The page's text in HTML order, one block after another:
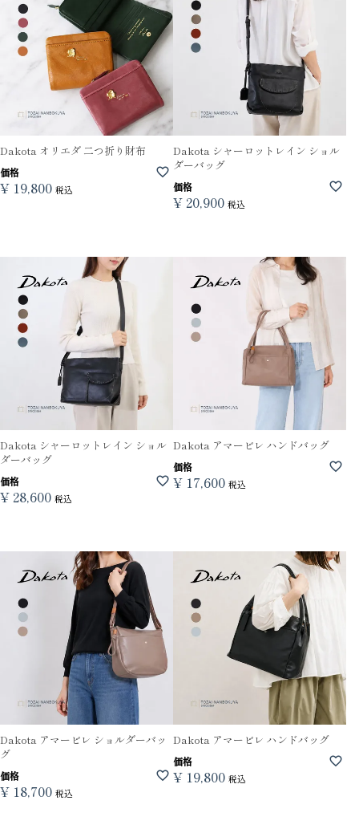
Dakota オリエダ 二つ折り財布
価格
¥ 19,800 税込
Dakota シャーロットレイン ショル
ダーバッグ
価格
¥20,900 税込
Dakota シャーロットレイン ショル
ダーバッグ
価格
¥28,600 税込
Dakota アマービレ ハンドバッグ
価格
¥ 17,600 税込
Dakota アマービレ ショルダーバッ
グ
価格
¥ 18,700 税込
Dakota アマービレ ハンドバッグ
価格
¥ 19,800 税込